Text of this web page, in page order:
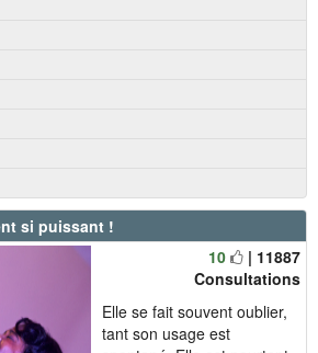
si puissant !
10
| 11887
Consultations
Elle se fait souvent oublier,
tant son usage est